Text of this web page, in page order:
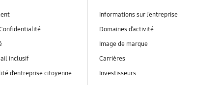
inclusif
d’entreprise citoyenne
Informations sur l’entreprise
Domaines d’activité
Image de marque
Carrières
Investisseurs